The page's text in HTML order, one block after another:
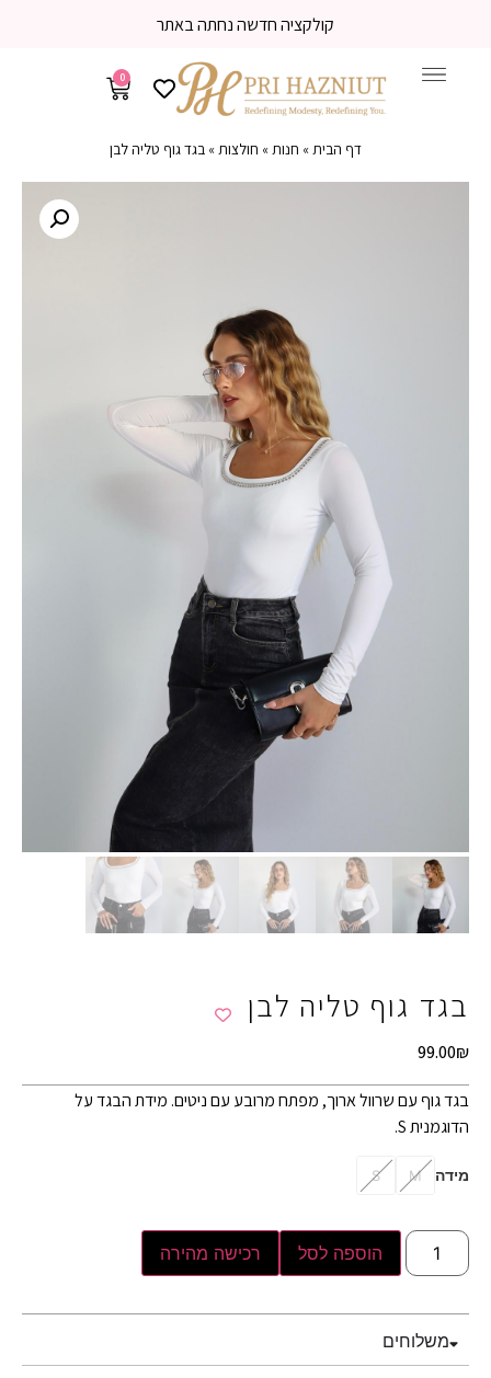
קולקציה חדשה נחתה באתר
0
דף הבית» חנות» חולצות» בגד גוף טליה לבן
בגד גוף טליה לבן
99.00₪
בגד גוף עם שרוול ארוך, מפתח מרובע עם ניטים. מידת הבגד על
הדוגמנית S.
מידה M
S
הוספה לסל רכישה מהירה
משלוחים